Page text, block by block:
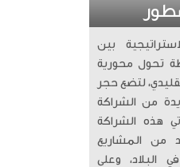
بين
تحول محورية
لتضع حجر
من الشراكة
هذه الشراكة
من المشاريع
البلاد، وعلى